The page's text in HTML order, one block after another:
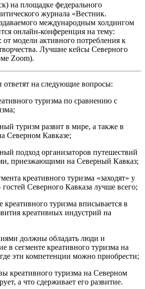
на площадке федерального
журнала «Вестник.
международным холдингом
онлайн-конференция на тему:
модели активного потребления к
Лучшие кейсы Северного
Zoom).
ответят на следующие вопросы:
туризма по сравнению с
туризм развит в мире, а также в
Северном Кавказе;
подход организаторов путешествий
приезжающими на Северный Кавказ;
креативного туризма «заходят» у
Северного Кавказа лучше всего;
креативного туризма вписывается в
креативных индустрий на
должны обладать люди и
в сегменте креативного туризма на
эти компетенции можно приобрести;
креативного туризма на Северном
а что сдерживает его развитие.